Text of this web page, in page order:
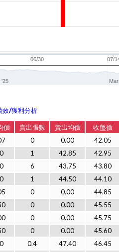
06/30 07/
'25
效/獲利分析
價 賣出張數 賣出均價
收盤價
0 0.00
42.05
1 42.85
42.95
6 43.75
43.80
1 44.50
44.10
0 0.00
44.85
0 0.00
45.55
0 0.00
45.75
0 0.00
45.60
0.4 47.40
46.45